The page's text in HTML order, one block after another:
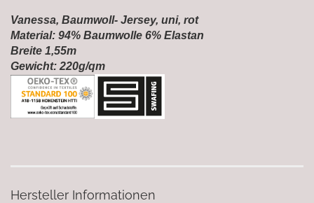
Vanessa, Baumwoll- Jersey, uni, rot
Material: 94% Baumwolle 6% Elastan
Breite 1,55m
Gewicht: 220g/qm
Hersteller Informationen